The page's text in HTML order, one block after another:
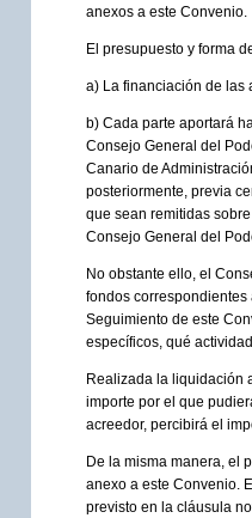
anexos a este Convenio.
El presupuesto y forma
a) La financiación de las
b) Cada parte aportará
Consejo General del
Canario de
posteriormente, previa
que sean remitidas
Consejo General del
No obstante ello, el
fondos correspondientes
Seguimiento de este
específicos, qué
Realizada la liquidación
importe por el que
acreedor, percibirá el
De la misma manera, el
anexo a este Convenio.
previsto en la cláusula